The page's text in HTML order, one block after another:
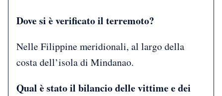
Dove si è verificato il terremoto?
Nelle Filippine meridionali, al largo della
costa dell’isola di Mindanao.
Qual è stato il bilancio delle vittime e dei